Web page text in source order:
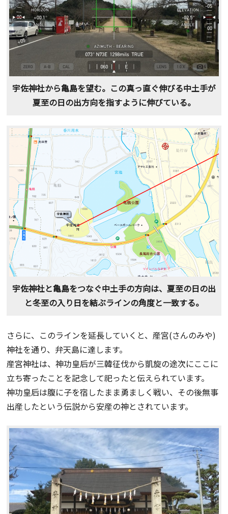
宇佐神社から亀島を望む。この真っ直ぐ伸びる中土手が
夏至の日の出方向を指すように伸びている。
宇佐神社と亀島をつなぐ中土手の方向は、夏至の日の出
と冬至の入り日を結ぶラインの角度と一致する。
さらに、このラインを延長していくと、産宮(さんのみや)
神社を通り、弁天島に達します。
産宮神社は、神功皇后が三韓征伐から凱旋の途次にここに
立ち寄ったことを記念して祀ったと伝えられています。
神功皇后は腹に子を宿したまま勇ましく戦い、その後無事
出産したという伝説から安産の神とされています。